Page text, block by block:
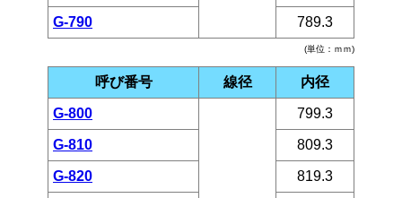
(単位：ｍｍ)
G-790 789.3
呼び番号 線径 内径
G-800 799.3
G-810 809.3
G-820 819.3